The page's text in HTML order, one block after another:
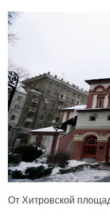
От Хитровской